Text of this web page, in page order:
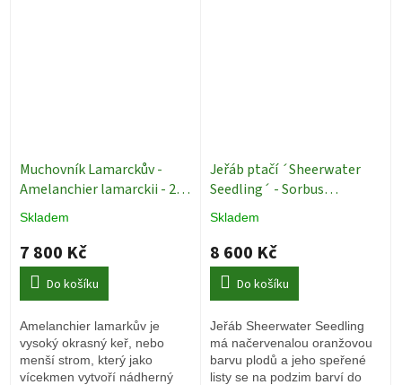
Muchovník Lamarckův -
Amelanchier lamarckii - 200
- 250 - vícekmen
Skladem
7 800 Kč
Do košíku
Amelanchier lamarkův je
vysoký okrasný keř, nebo
menší strom, který jako
vícekmen vytvoří nádherný
Jeřáb ptačí ´Sheerwater
Seedling´ - Sorbus
aucuparia - ok 14 /16 cm
´Sheerwater Seedling´
Skladem
8 600 Kč
Do košíku
Jeřáb Sheerwater Seedling
má načervenalou oranžovou
barvu plodů a jeho speřené
listy se na podzim barví do